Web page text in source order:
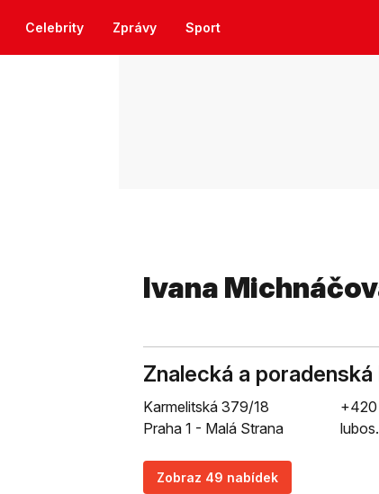
Celebrity Zprávy Sport
Ivana
Znalecká a
Karmelitská 379/18
Praha 1 - Malá Strana
Zobraz 49 nabídek